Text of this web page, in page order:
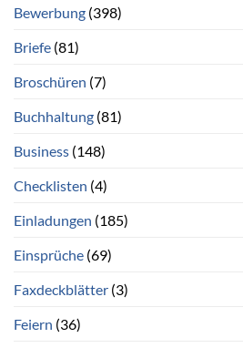
Bewerbung (398)
Briefe (81)
Broschüren (7)
Buchhaltung (81)
Business (148)
Checklisten (4)
Einladungen (185)
Einsprüche (69)
Faxdeckblätter (3)
Feiern (36)